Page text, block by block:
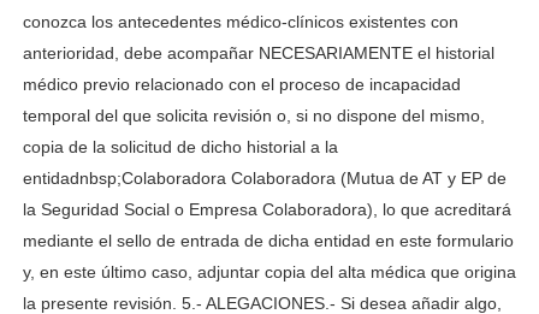
conozca los antecedentes médico-clínicos existentes con
anterioridad, debe acompañar NECESARIAMENTE el historial
médico previo relacionado con el proceso de incapacidad
temporal del que solicita revisión o, si no dispone del mismo,
copia de la solicitud de dicho historial a la
entidadnbsp;Colaboradora Colaboradora (Mutua de AT y EP de
la Seguridad Social o Empresa Colaboradora), lo que acreditará
mediante el sello de entrada de dicha entidad en este formulario
y, en este último caso, adjuntar copia del alta médica que origina
la presente revisión. 5.- ALEGACIONES.- Si desea añadir algo,